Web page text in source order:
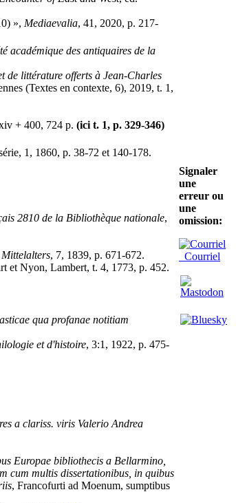
», Mediaevalia, 41, 2020, p. 217-
académique des antiquaires de la
de littérature offerts à Jean-Charles
(Textes en contexte, 6), 2019, t. 1,
+ 400, 724 p. (ici t. 1, p. 329-346)
1, 1860, p. 38-72 et 140-178.
2810 de la Bibliothèque nationale,
Mittelalters, 7, 1839, p. 671-672.
et Nyon, Lambert, t. 4, 1773, p. 452.
qua profanae notitiam
et d'histoire, 3:1, 1922, p. 475-
a clariss. viris Valerio Andrea
Europae bibliothecis a Bellarmino,
cum multis dissertationibus, in quibus
, Francofurti ad Moenum, sumptibus
Signaler
une
erreur ou
une
omission:
Courriel